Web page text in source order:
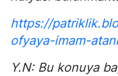
https://
ofyaya-imam-
Y.N: Bu konuya